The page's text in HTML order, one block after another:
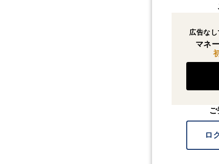
広告な
マネ
ロ